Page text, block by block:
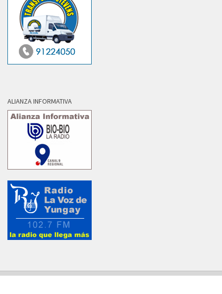
ALIANZA INFORMATIVA